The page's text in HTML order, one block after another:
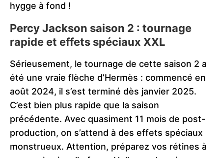
hygge à fond !
Percy Jackson saison 2 : tournage
rapide et effets spéciaux XXL
Sérieusement, le tournage de cette saison 2 a
été une vraie flèche d’Hermès : commencé en
août 2024, il s’est terminé dès janvier 2025.
C’est bien plus rapide que la saison
précédente. Avec quasiment 11 mois de post-
production, on s’attend à des effets spéciaux
monstrueux. Attention, préparez vos rétines à